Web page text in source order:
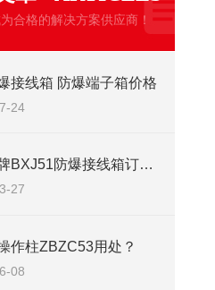
合格的解决方案供应商！
接线箱 防爆端子箱价格
24
依客思品牌BXJ51防爆接线箱订购须知
27
作柱ZBZC53用处？
08